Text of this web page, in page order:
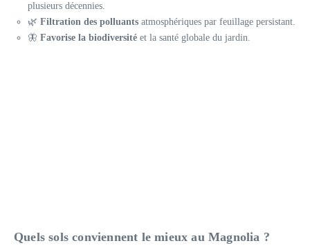
plusieurs décennies.
🌿 Filtration des polluants atmosphériques par feuillage persistant.
🦋 Favorise la biodiversité et la santé globale du jardin.
Quels sols conviennent le mieux au Magnolia ?